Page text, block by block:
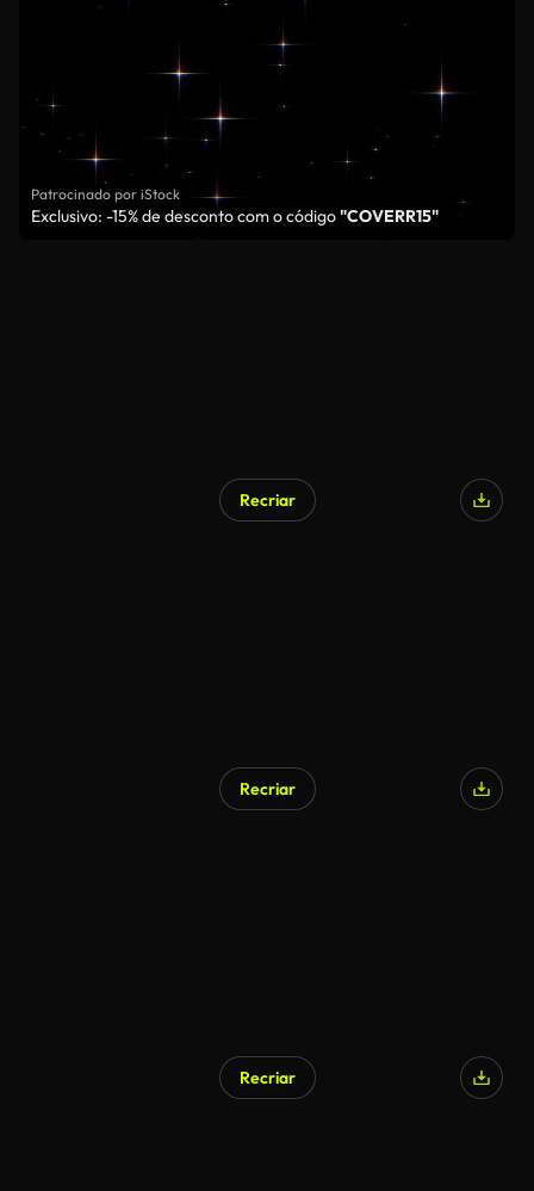
Patrocinado por iStock
Exclusivo: -15% de desconto com o código"COVERR15"
Recriar
Recriar
Recriar